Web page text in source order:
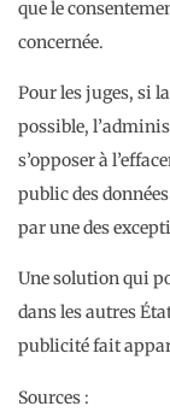
que le
concernée.
Pour les juges, si
possible,
s’opposer à
public des
par une des
Une solution qui
dans les autres
publicité fait
Sources :